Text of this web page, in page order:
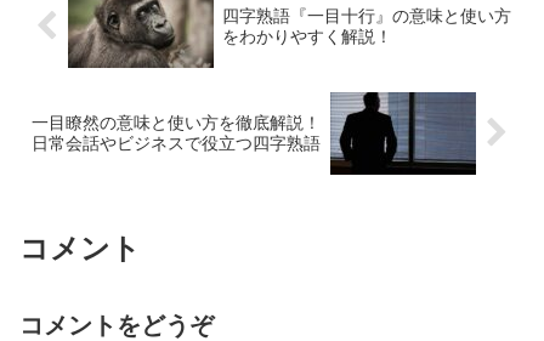
四字熟語『一目十行』の意味と使い方
をわかりやすく解説！
一目瞭然の意味と使い方を徹底解説！
日常会話やビジネスで役立つ四字熟語
コメント
コメントをどうぞ